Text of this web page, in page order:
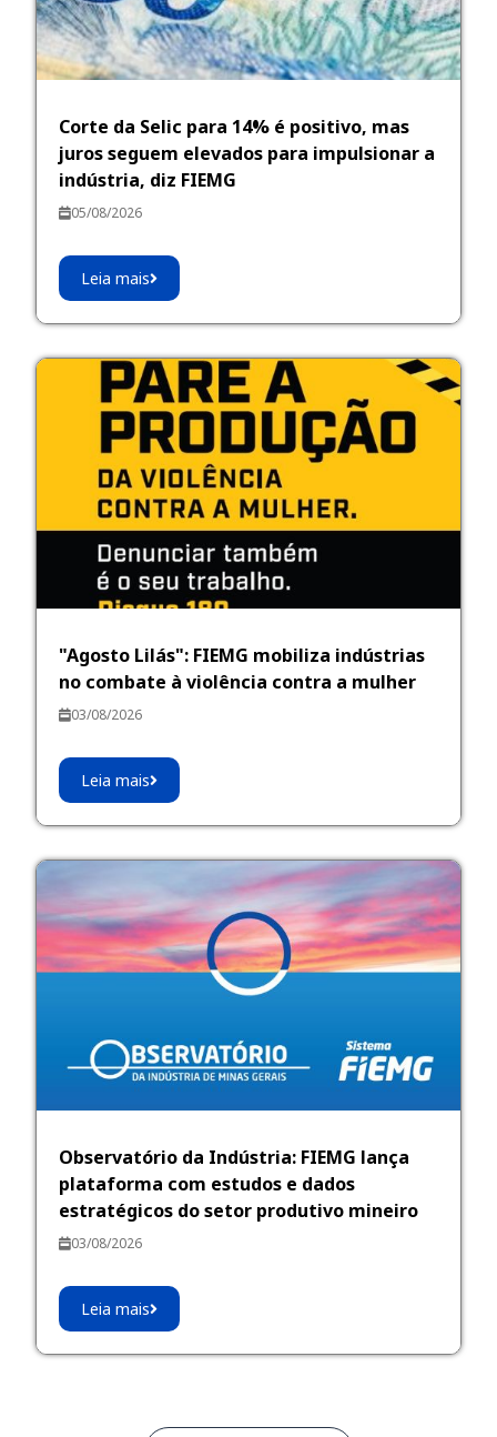
Corte da Selic para 14% é positivo, mas
juros seguem elevados para impulsionar a
indústria, diz FIEMG
05/08/2026
Leia mais
"Agosto Lilás": FIEMG mobiliza indústrias
no combate à violência contra a mulher
03/08/2026
Leia mais
Observatório da Indústria: FIEMG lança
plataforma com estudos e dados
estratégicos do setor produtivo mineiro
03/08/2026
Leia mais